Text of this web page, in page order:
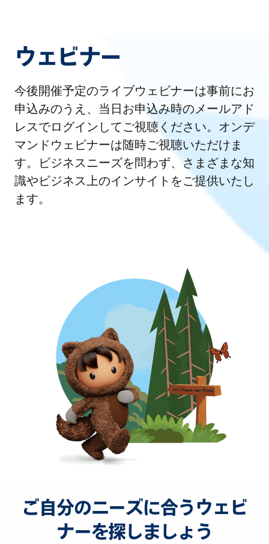
ウェビナー
今後開催予定のライブウェビナーは事前にお
申込みのうえ、当日お申込み時のメールアド
レスでログインしてご視聴ください。オンデ
マンドウェビナーは随時ご視聴いただけま
す。ビジネスニーズを問わず、さまざまな知
識やビジネス上のインサイトをご提供いたし
ます。
ご自分のニーズに合うウェビ
ナーを探しましょう